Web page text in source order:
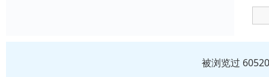
被浏览过